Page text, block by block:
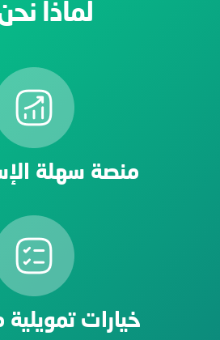
لماذا
منصة سهلة
خيارات